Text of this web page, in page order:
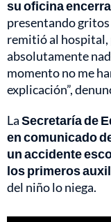
su oficina
presentando
remitió al hospital,
absolutamente
momento no me
explicación”,
LaSecretaría de
en comunicado
un accidente
los primeros
del niño lo niega.